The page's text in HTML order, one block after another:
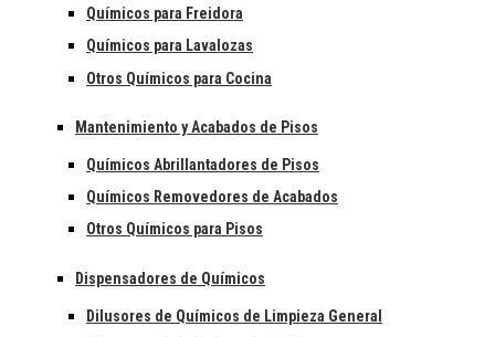
Químicos para Freidora
Químicos para Lavalozas
Otros Químicos para Cocina
Mantenimiento y Acabados de Pisos
Químicos Abrillantadores de Pisos
Químicos Removedores de Acabados
Otros Químicos para Pisos
Dispensadores de Químicos
Dilusores de Químicos de Limpieza General